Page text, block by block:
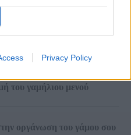
Privacy Policy
γάμου
του γαμήλιου μενού
οργάνωση του γάμου σου